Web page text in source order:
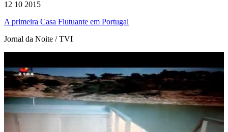
12 10 2015
A primeira Casa Flutuante em Portugal
Jornal da Noite / TVI